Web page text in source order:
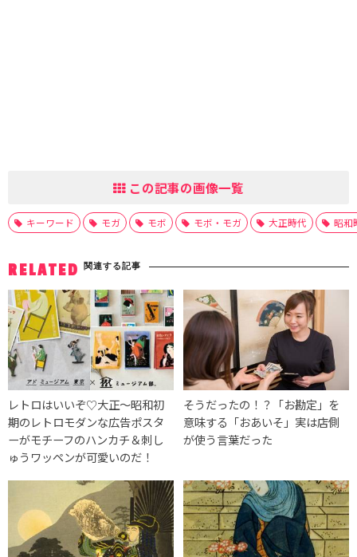
この記事の画像一覧
キーワード モガ モボ モボ・モガ 大正時代 昭和
RELATED 関連する記事
レトロはいいぞ♡大正～昭和初
期のレトロモダンな広告ポスタ
ーがモチーフのハンカチ＆刺し
ゅうワッペンが可愛いのだ！
そうだったの！？「お勘定」を
意味する「おあいそ」実は店側
が使う言葉だった